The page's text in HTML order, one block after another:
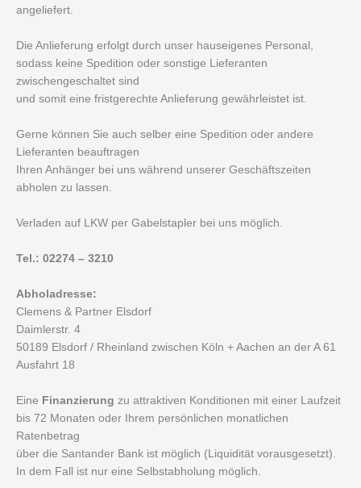
angeliefert.
Die Anlieferung erfolgt durch unser hauseigenes Personal,
sodass keine Spedition oder sonstige Lieferanten
zwischengeschaltet sind
und somit eine fristgerechte Anlieferung gewährleistet ist.
Gerne können Sie auch selber eine Spedition oder andere
Lieferanten beauftragen
Ihren Anhänger bei uns während unserer Geschäftszeiten
abholen zu lassen.
Verladen auf LKW per Gabelstapler bei uns möglich.
Tel.: 02274 – 3210
Abholadresse:
Clemens & Partner Elsdorf
Daimlerstr. 4
50189 Elsdorf / Rheinland zwischen Köln + Aachen an der A 61
Ausfahrt 18
Eine Finanzierung zu attraktiven Konditionen mit einer Laufzeit
bis 72 Monaten oder Ihrem persönlichen monatlichen
Ratenbetrag
über die Santander Bank ist möglich (Liquidität vorausgesetzt).
In dem Fall ist nur eine Selbstabholung möglich.